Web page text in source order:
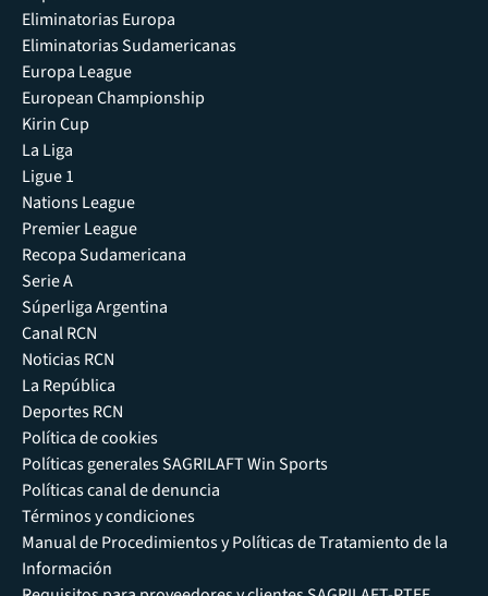
Eliminatorias Europa
Eliminatorias Sudamericanas
Europa League
European Championship
Kirin Cup
La Liga
Ligue 1
Nations League
Premier League
Recopa Sudamericana
Serie A
Súperliga Argentina
Canal RCN
Noticias RCN
La República
Deportes RCN
Política de cookies
Políticas generales SAGRILAFT Win Sports
Políticas canal de denuncia
Términos y condiciones
Manual de Procedimientos y Políticas de Tratamiento de la
Información